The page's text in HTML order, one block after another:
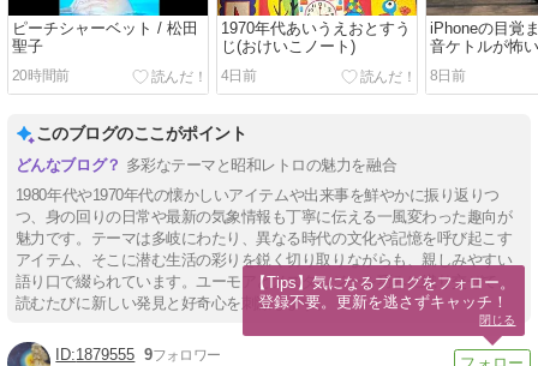
ピーチシャーベット / 松田
聖子
20時間前
1970年代あいうえおとすう
じ(おけいこノート)
4日前
iPhoneの目覚
音ケトルが怖い
8日前
このブログのここがポイント
多彩なテーマと昭和レトロの魅力を融合
1980年代や1970年代の懐かしいアイテムや出来事を鮮やかに振り返りつ
つ、身の回りの日常や最新の気象情報も丁寧に伝える一風変わった趣向が
魅力です。テーマは多岐にわたり、異なる時代の文化や記憶を呼び起こす
アイテム、そこに潜む生活の彩りを鋭く切り取りながらも、親しみやすい
語り口で綴られています。ユーモアとノスタルジーを巧みに織り交ぜて、
読むたびに新しい発見と好奇心を刺激します。
1879555 9
【Tips】気になるブログをフォロー。
登録不要。更新を逃さずキャッチ！
閉じる